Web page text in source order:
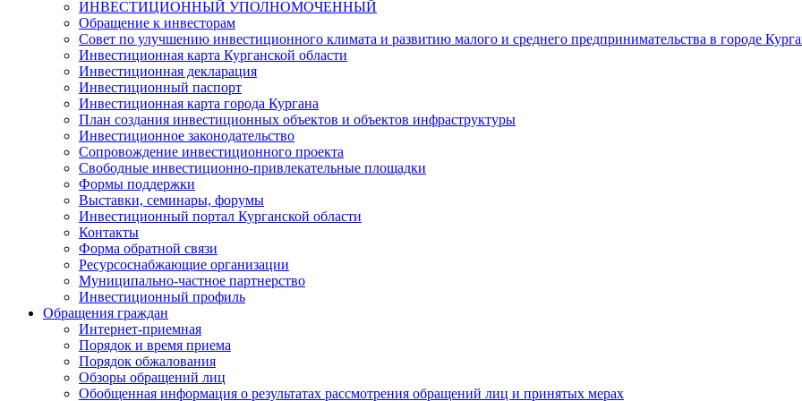
ИНВЕСТИЦИОННЫЙ УПОЛНОМОЧЕННЫЙ
Обращение к инвесторам
Совет по улучшению инвестиционного климата и развитию малого и среднего предпринимательства в городе
Инвестиционная карта Курганской области
Инвестиционная декларация
Инвестиционный паспорт
Инвестиционная карта города Кургана
План создания инвестиционных объектов и объектов инфраструктуры
Инвестиционное законодательство
Сопровождение инвестиционного проекта
Свободные инвестиционно-привлекательные площадки
Формы поддержки
Выставки, семинары, форумы
Инвестиционный портал Курганской области
Контакты
Форма обратной связи
Ресурсоснабжающие организации
Муниципально-частное партнерство
Инвестиционный профиль
Обращения граждан
Интернет-приемная
Порядок и время приема
Порядок обжалования
Обзоры обращений лиц
Обобщенная информация о результатах рассмотрения обращений лиц и принятых мерах